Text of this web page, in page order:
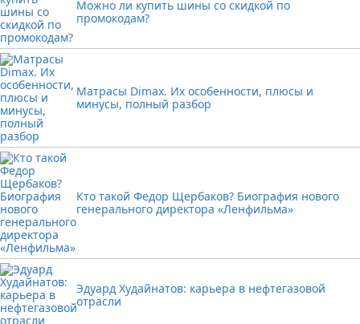
Можно ли купить шины со скидкой по
промокодам?
Матрасы Dimax. Их особенности, плюсы и
минусы, полный разбор
Кто такой Федор Щербаков? Биография нового
генерального директора «Ленфильма»
Эдуард Худайнатов: карьера в нефтегазовой
отрасли